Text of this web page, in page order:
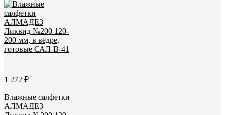
1 272 ₽
Влажные салфетки
АЛМАДЕЗ